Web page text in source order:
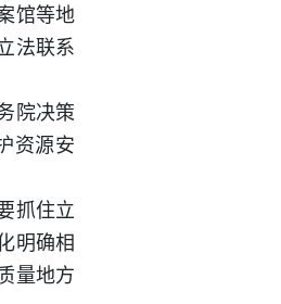
馆等地
法联系
院决策
资源安
抓住立
明确相
量地方